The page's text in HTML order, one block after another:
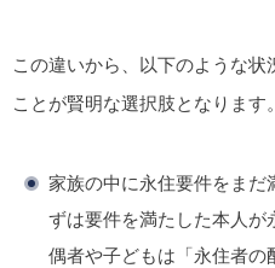
この違いから、以下のような
ことが賢明な選択肢となります。
家族の中に永住要件をまだ
ずは要件を満たした本人が
偶者や子どもは「永住者の